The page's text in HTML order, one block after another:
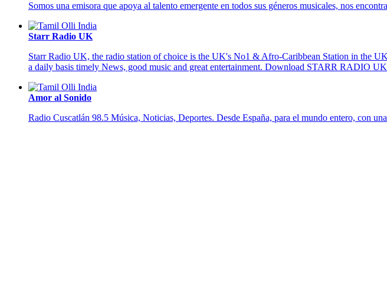
Somos una emisora que apoya al talento emergente en todos sus géneros musicales, nos
Starr Radio UK
Starr Radio UK, the radio station of choice is the UK's No1 & Afro-Caribbean Station in the
a daily basis timely News, good music and great entertainment. Download STARR RADIO
Amor al Sonido
Radio Cuscatlán 98.5 Música, Noticias, Deportes. Desde España, para el mundo entero, con